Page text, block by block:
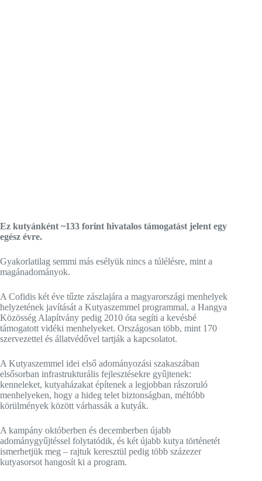
Ez kutyánként ~133 forint hivatalos támogatást jelent egy
egész évre.
Gyakorlatilag semmi más esélyük nincs a túlélésre, mint a
magánadományok.
A Cofidis két éve tűzte zászlajára a magyarországi menhelyek
helyzetének javítását a Kutyaszemmel programmal, a Hangya
Közösség Alapítvány pedig 2010 óta segíti a kevésbé
támogatott vidéki menhelyeket. Országosan több, mint 170
szervezettel és állatvédővel tartják a kapcsolatot.
A Kutyaszemmel idei első adományozási szakaszában
elsősorban infrastrukturális fejlesztésekre gyűjtenek:
kenneleket, kutyaházakat építenek a legjobban rászoruló
menhelyeken, hogy a hideg telet biztonságban, méltóbb
körülmények között várhassák a kutyák.
A kampány októberben és decemberben újabb
adománygyűjtéssel folytatódik, és két újabb kutya történetét
ismerhetjük meg – rajtuk keresztül pedig több százezer
kutyasorsot hangosít ki a program.